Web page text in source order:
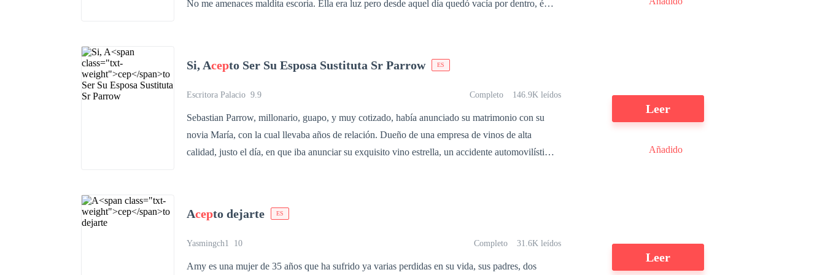
No me amenaces maldita escoria. Ella era luz pero desde aquel día quedó vacía por dentro, él
segunda oportunidad. Su vida fue unida a la hija del rey de los demonio. ¿Pero será ella capaz
de a cep tarlo después de todo lo que ha pasado?.
Si, Acepto Ser Su Esposa Sustituta Sr Parrow ES
Escritora Palacio 9.9 Completo 146.9K leídos
Sebastian Parrow, millonario, guapo, y muy cotizado, había anunciado su matrimonio con su
novia María, con la cual llevaba años de relación. Dueño de una empresa de vinos de alta
calidad, justo el día, en que iba anunciar su exquisito vino estrella, un accidente automovilístico
sentimientos y la condición en la que él se encuentra actualmente. La peor pesadilla de
Sebastián se había hecho realidad, quedarse solo por ser un hombre ciego, el cual lo volvió un
drogada por un hombre maligno queriendo abusar de ella, logra escapar de sus garras, su única
Leer
Añadido
Acepto dejarte ES
Yasmingch1 10 Completo 31.6K leídos
Amy es una mujer de 35 años que ha sufrido ya varias perdidas en su vida, sus padres, dos
Leer